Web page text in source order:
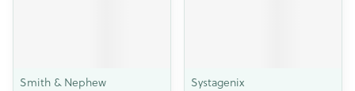
Smith & Nephew Systagenix